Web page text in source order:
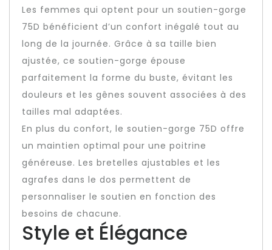
Les femmes qui optent pour un soutien-gorge
75D bénéficient d’un confort inégalé tout au
long de la journée. Grâce à sa taille bien
ajustée, ce soutien-gorge épouse
parfaitement la forme du buste, évitant les
douleurs et les gênes souvent associées à des
tailles mal adaptées.
En plus du confort, le soutien-gorge 75D offre
un maintien optimal pour une poitrine
généreuse. Les bretelles ajustables et les
agrafes dans le dos permettent de
personnaliser le soutien en fonction des
besoins de chacune.
Style et Élégance